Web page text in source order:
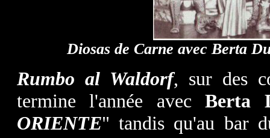
Diosas de Carne avec Berta
Rumbo al Waldorf, sur des
termine l'année avecBerta
ORIENTE" tandis qu'au bar